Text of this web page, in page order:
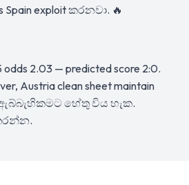
Spain exploit කරනවා. 🔥
2.03 — predicted score 2:0.
Austria clean sheet maintain
ඇබ්බැහිකමට හේතු විය හැක.